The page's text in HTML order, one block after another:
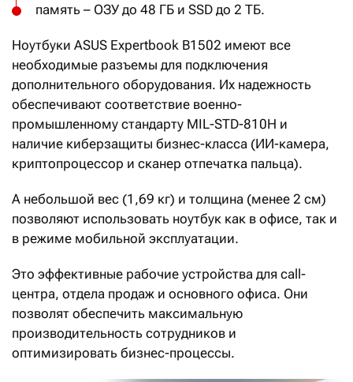
память – ОЗУ до 48 ГБ и SSD до 2 ТБ.
Ноутбуки ASUS Expertbook B1502 имеют все
необходимые разъемы для подключения
дополнительного оборудования. Их надежность
обеспечивают соответствие военно-
промышленному стандарту MIL-STD-810H и
наличие киберзащиты бизнес-класса (ИИ-камера,
криптопроцессор и сканер отпечатка пальца).
А небольшой вес (1,69 кг) и толщина (менее 2 см)
позволяют использовать ноутбук как в офисе, так и
в режиме мобильной эксплуатации.
Это эффективные рабочие устройства для call-
центра, отдела продаж и основного офиса. Они
позволят обеспечить максимальную
производительность сотрудников и
оптимизировать бизнес-процессы.